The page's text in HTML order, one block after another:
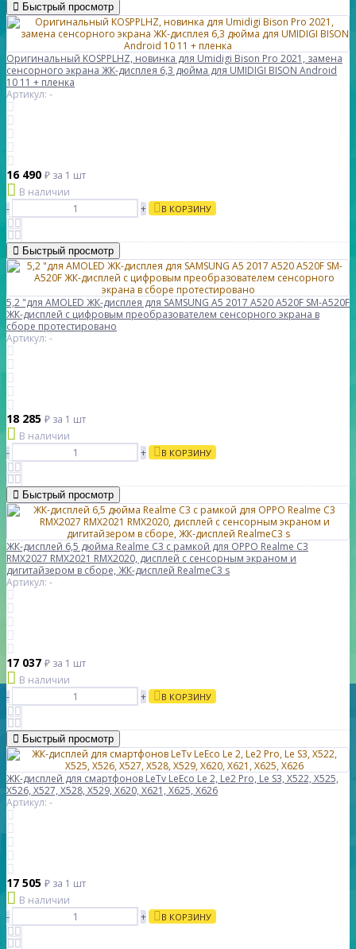
Быстрый просмотр
Оригинальный KOSPPLHZ, новинка для Umidigi Bison Pro 2021, замена
сенсорного экрана ЖК-дисплея 6,3 дюйма для UMIDIGI BISON Android
10 11 + пленка
Артикул: -
16 490 ₽ за 1 шт
В наличии
-
+ В КОРЗИНУ
Быстрый просмотр
5,2 "для AMOLED ЖК-дисплея для SAMSUNG A5 2017 A520 A520F SM-A520F
ЖК-дисплей с цифровым преобразователем сенсорного экрана в
сборе протестировано
Артикул: -
18 285 ₽ за 1 шт
В наличии
-
+ В КОРЗИНУ
Быстрый просмотр
ЖК-дисплей 6,5 дюйма Realme C3 с рамкой для OPPO Realme C3
RMX2027 RMX2021 RMX2020, дисплей с сенсорным экраном и
дигитайзером в сборе, ЖК-дисплей RealmeC3 s
Артикул: -
17 037 ₽ за 1 шт
В наличии
-
+ В КОРЗИНУ
Быстрый просмотр
ЖК-дисплей для смартфонов LeTv LeEco Le 2, Le2 Pro, Le S3, X522, X525,
X526, X527, X528, X529, X620, X621, X625, X626
Артикул: -
17 505 ₽ за 1 шт
В наличии
-
+ В КОРЗИНУ